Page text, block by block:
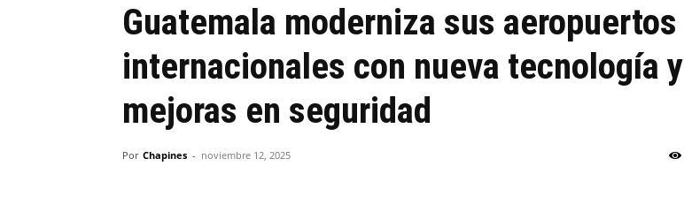
Guatemala moderniza sus aeropuertos
internacionales con nueva tecnología y
mejoras en seguridad
Por Chapines - noviembre 12, 2025